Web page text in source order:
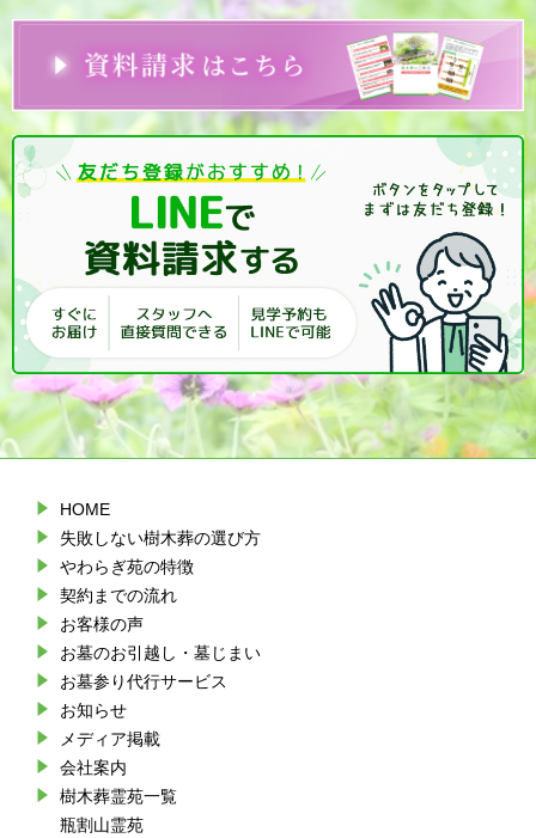
HOME
失敗しない樹木葬の選び方
やわらぎ苑の特徴
契約までの流れ
お客様の声
お墓のお引越し・墓じまい
お墓参り代行サービス
お知らせ
メディア掲載
会社案内
樹木葬霊苑一覧
瓶割山霊苑